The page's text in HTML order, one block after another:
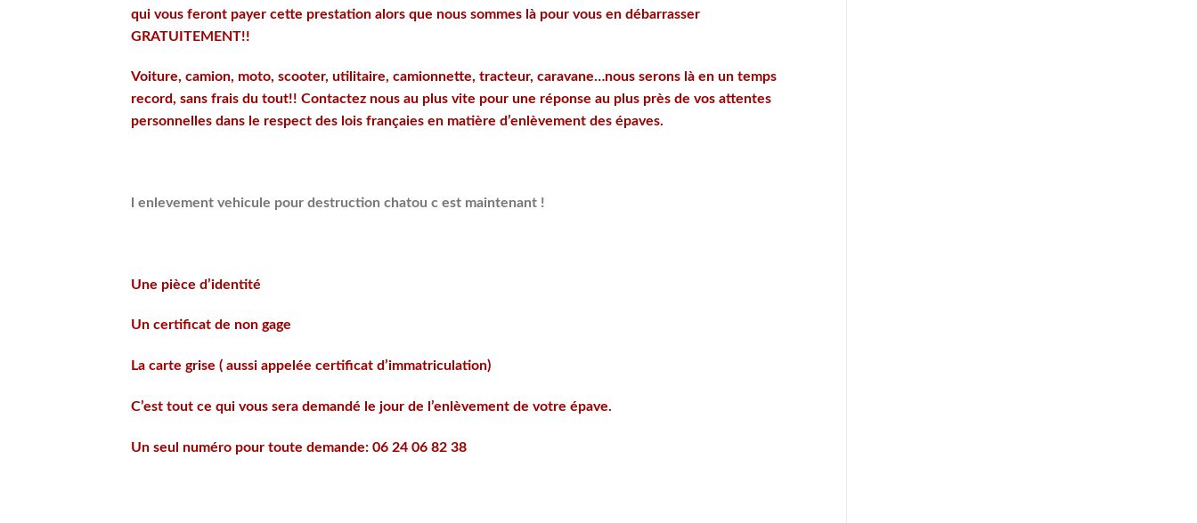
qui vous feront payer cette prestation alors que nous sommes là pour vous en débarrasser
GRATUITEMENT!!
Voiture, camion, moto, scooter, utilitaire, camionnette, tracteur, caravane…nous serons là en un temps
record, sans frais du tout!! Contactez nous au plus vite pour une réponse au plus près de vos attentes
personnelles dans le respect des lois françaies en matière d’enlèvement des épaves.
l enlevement vehicule pour destruction chatou c est maintenant !
Une pièce d’identité
Un certificat de non gage
La carte grise ( aussi appelée certificat d’immatriculation)
C’est tout ce qui vous sera demandé le jour de l’enlèvement de votre épave.
Un seul numéro pour toute demande: 06 24 06 82 38